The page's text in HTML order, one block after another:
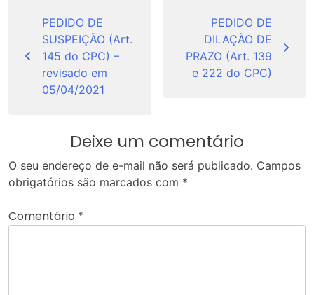
Post
PEDIDO DE
SUSPEIÇÃO (Art.
145 do CPC) –
revisado em
05/04/2021
PEDIDO DE
DILAÇÃO DE
PRAZO (Art. 139
e 222 do CPC)
Deixe um comentário
O seu endereço de e-mail não será publicado. Campos
obrigatórios são marcados com *
Comentário *